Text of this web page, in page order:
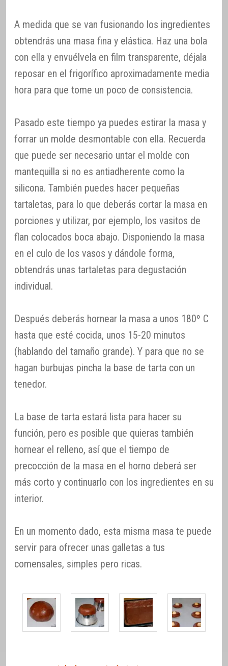
A medida que se van fusionando los ingredientes
obtendrás una masa fina y elástica. Haz una bola
con ella y envuélvela en film transparente, déjala
reposar en el frigorífico aproximadamente media
hora para que tome un poco de consistencia.
Pasado este tiempo ya puedes estirar la masa y
forrar un molde desmontable con ella. Recuerda
que puede ser necesario untar el molde con
mantequilla si no es antiadherente como la
silicona. También puedes hacer pequeñas
tartaletas, para lo que deberás cortar la masa en
porciones y utilizar, por ejemplo, los vasitos de
flan colocados boca abajo. Disponiendo la masa
en el culo de los vasos y dándole forma,
obtendrás unas tartaletas para degustación
individual.
Después deberás hornear la masa a unos 180º C
hasta que esté cocida, unos 15-20 minutos
(hablando del tamaño grande). Y para que no se
hagan burbujas pincha la base de tarta con un
tenedor.
La base de tarta estará lista para hacer su
función, pero es posible que quieras también
hornear el relleno, así que el tiempo de
precocción de la masa en el horno deberá ser
más corto y continuarlo con los ingredientes en su
interior.
En un momento dado, esta misma masa te puede
servir para ofrecer unas galletas a tus
comensales, simples pero ricas.